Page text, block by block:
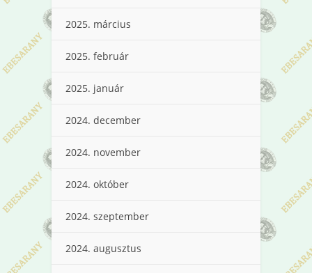
2025. március
2025. február
2025. január
2024. december
2024. november
2024. október
2024. szeptember
2024. augusztus